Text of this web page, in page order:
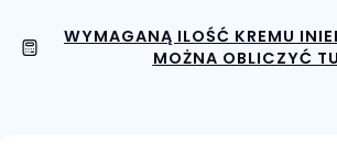
WYMAGANĄ ILOŚĆ KREMU
MOŻNA OBLICZYĆ